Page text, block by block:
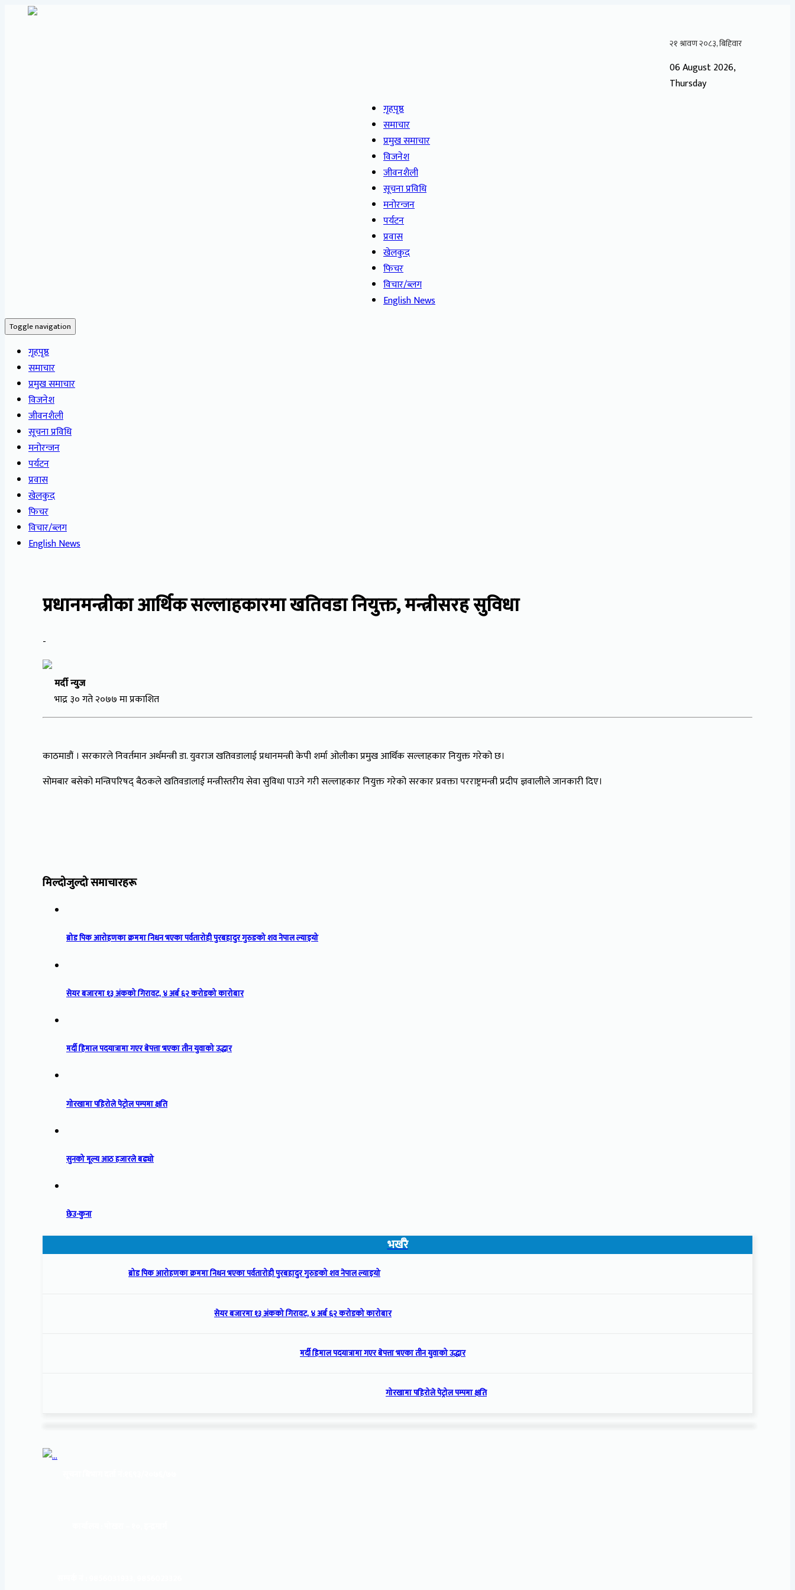
06 August 2026,
Thursday
गृहपृष्ठ
समाचार
प्रमुख समाचार
विजनेश
जीवनशैली
सूचना प्रविधि
मनोरन्जन
पर्यटन
प्रवास
खेलकुद
फिचर
विचार/ब्लग
English News
Toggle navigation
गृहपृष्ठ
समाचार
प्रमुख समाचार
विजनेश
जीवनशैली
सूचना प्रविधि
मनोरन्जन
पर्यटन
प्रवास
खेलकुद
फिचर
विचार/ब्लग
English News
प्रधानमन्त्रीका आर्थिक सल्लाहकारमा खतिवडा नियुक्त, मन्त्रीसरह सुविधा
-
मर्दी न्युज
भाद्र ३० गते २०७७ मा प्रकाशित
काठमाडौं । सरकारले निवर्तमान अर्थमन्त्री डा. युवराज खतिवडालाई प्रधानमन्त्री केपी शर्मा ओलीका प्रमुख आर्थिक सल्लाहकार नियुक्त गरेको छ।
सोमबार बसेको मन्त्रिपरिषद् बैठकले खतिवडालाई मन्त्रीस्तरीय सेवा सुविधा पाउने गरी सल्लाहकार नियुक्त गरेको सरकार प्रवक्ता परराष्ट्रमन्त्री प्रदीप ज्ञवालीले जानकारी दिए।
मिल्दोजुल्दो समाचारहरू
ब्रोड पिक आरोहणका क्रममा निधन भएका पर्वतारोही पुरबहादुर गुरुङको शव नेपाल ल्याइयो
सेयर बजारमा १३ अंकको गिरावट, ४ अर्ब ६२ करोडको कारोबार
मर्दी हिमाल पदयात्रामा गएर बेपत्ता भएका तीन युवाको उद्धार
गोरखामा पहिरोले पेट्रोल पम्पमा क्षति
सुनको मूल्य आठ हजारले बढ्यो
छेउ-कुना
भर्खरै
ब्रोड पिक आरोहणका क्रममा निधन भएका पर्वतारोही पुरबहादुर गुरुङको शव नेपाल ल्याइयो
सेयर बजारमा १३ अंकको गिरावट, ४ अर्ब ६२ करोडको कारोबार
मर्दी हिमाल पदयात्रामा गएर बेपत्ता भएका तीन युवाको उद्धार
गोरखामा पहिरोले पेट्रोल पम्पमा क्षति